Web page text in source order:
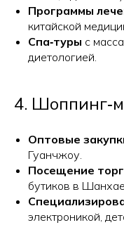
Программы
китайской
Спа‑туры с
диетологией.
4.
Оптовые
Гуанчжоу.
Посещение
бутиков в
электроникой,